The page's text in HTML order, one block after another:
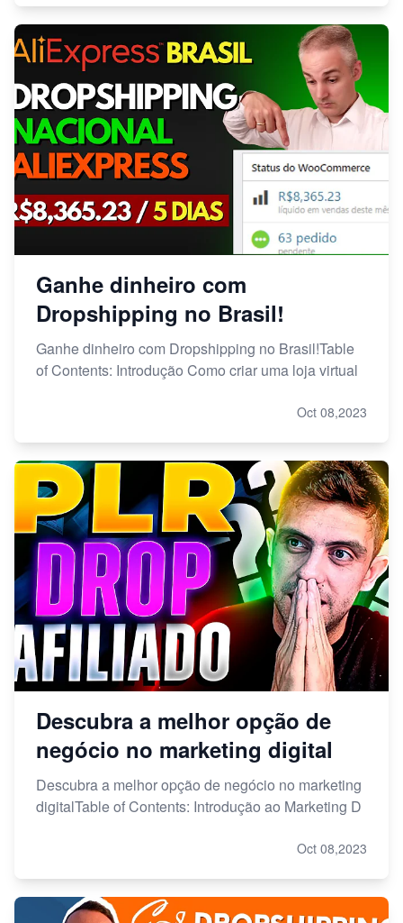
Ganhe dinheiro com
Dropshipping no Brasil!
Ganhe dinheiro com Dropshipping no Brasil!Table
of Contents: Introdução Como criar uma loja virtual
Oct 08,2023
Descubra a melhor opção de
negócio no marketing digital
Descubra a melhor opção de negócio no marketing
digitalTable of Contents: Introdução ao Marketing D
Oct 08,2023